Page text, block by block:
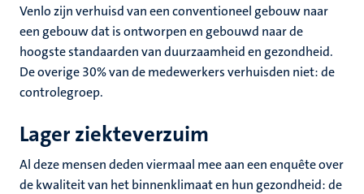
Venlo zijn verhuisd van een conventioneel gebouw naar
een gebouw dat is ontworpen en gebouwd naar de
hoogste standaarden van duurzaamheid en gezondheid.
De overige 30% van de medewerkers verhuisden niet: de
controlegroep.
Lager ziekteverzuim
Al deze mensen deden viermaal mee aan een enquête over
de kwaliteit van het binnenklimaat en hun gezondheid: de